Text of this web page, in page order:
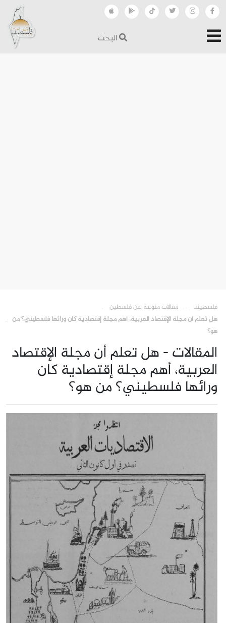
البحث
فلسطيننا مقالات منوعة عن فلسطين
هل تعلم أن مجلة الإقتصاد العربية، أهم مجلة إقتصادية كان ورائها فلسطيني؟ من
هو؟
المقالات - هل تعلم أن مجلة الإقتصاد
العربية، أهم مجلة إقتصادية كان
ورائها فلسطيني؟ من هو؟